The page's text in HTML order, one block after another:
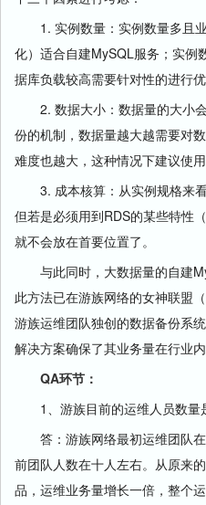
1. 实例数量：实例数量多且
化）适合自建MySQL服务；实例
据库负载较高需要针对性的进行
2. 数据大小：数据量的大小会
份的机制，数据量越大越需要对
难度也越大，这种情况下建议使
3. 成本核算：从实例规格来看
但若是必须用到RDS的某些特性
就不会放在首要位置了。
与此同时，大数据量的自建
此方法已在游族网络的女神联盟
游族运维团队独创的数据备份系
解决方案确保了其业务量在行业内
QA环节：
1、游族目前的运维人员数
答：游族网络最初运维团队在
前团队人数在十人左右。从原来
品，运维业务量增长一倍，整个